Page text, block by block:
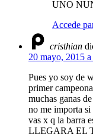
UNO
Accede
cristhian
20 mayo, 2015
Pues yo soy de
primer
muchas ganas
no me importa si
vas x q la barra
LLEGARA EL